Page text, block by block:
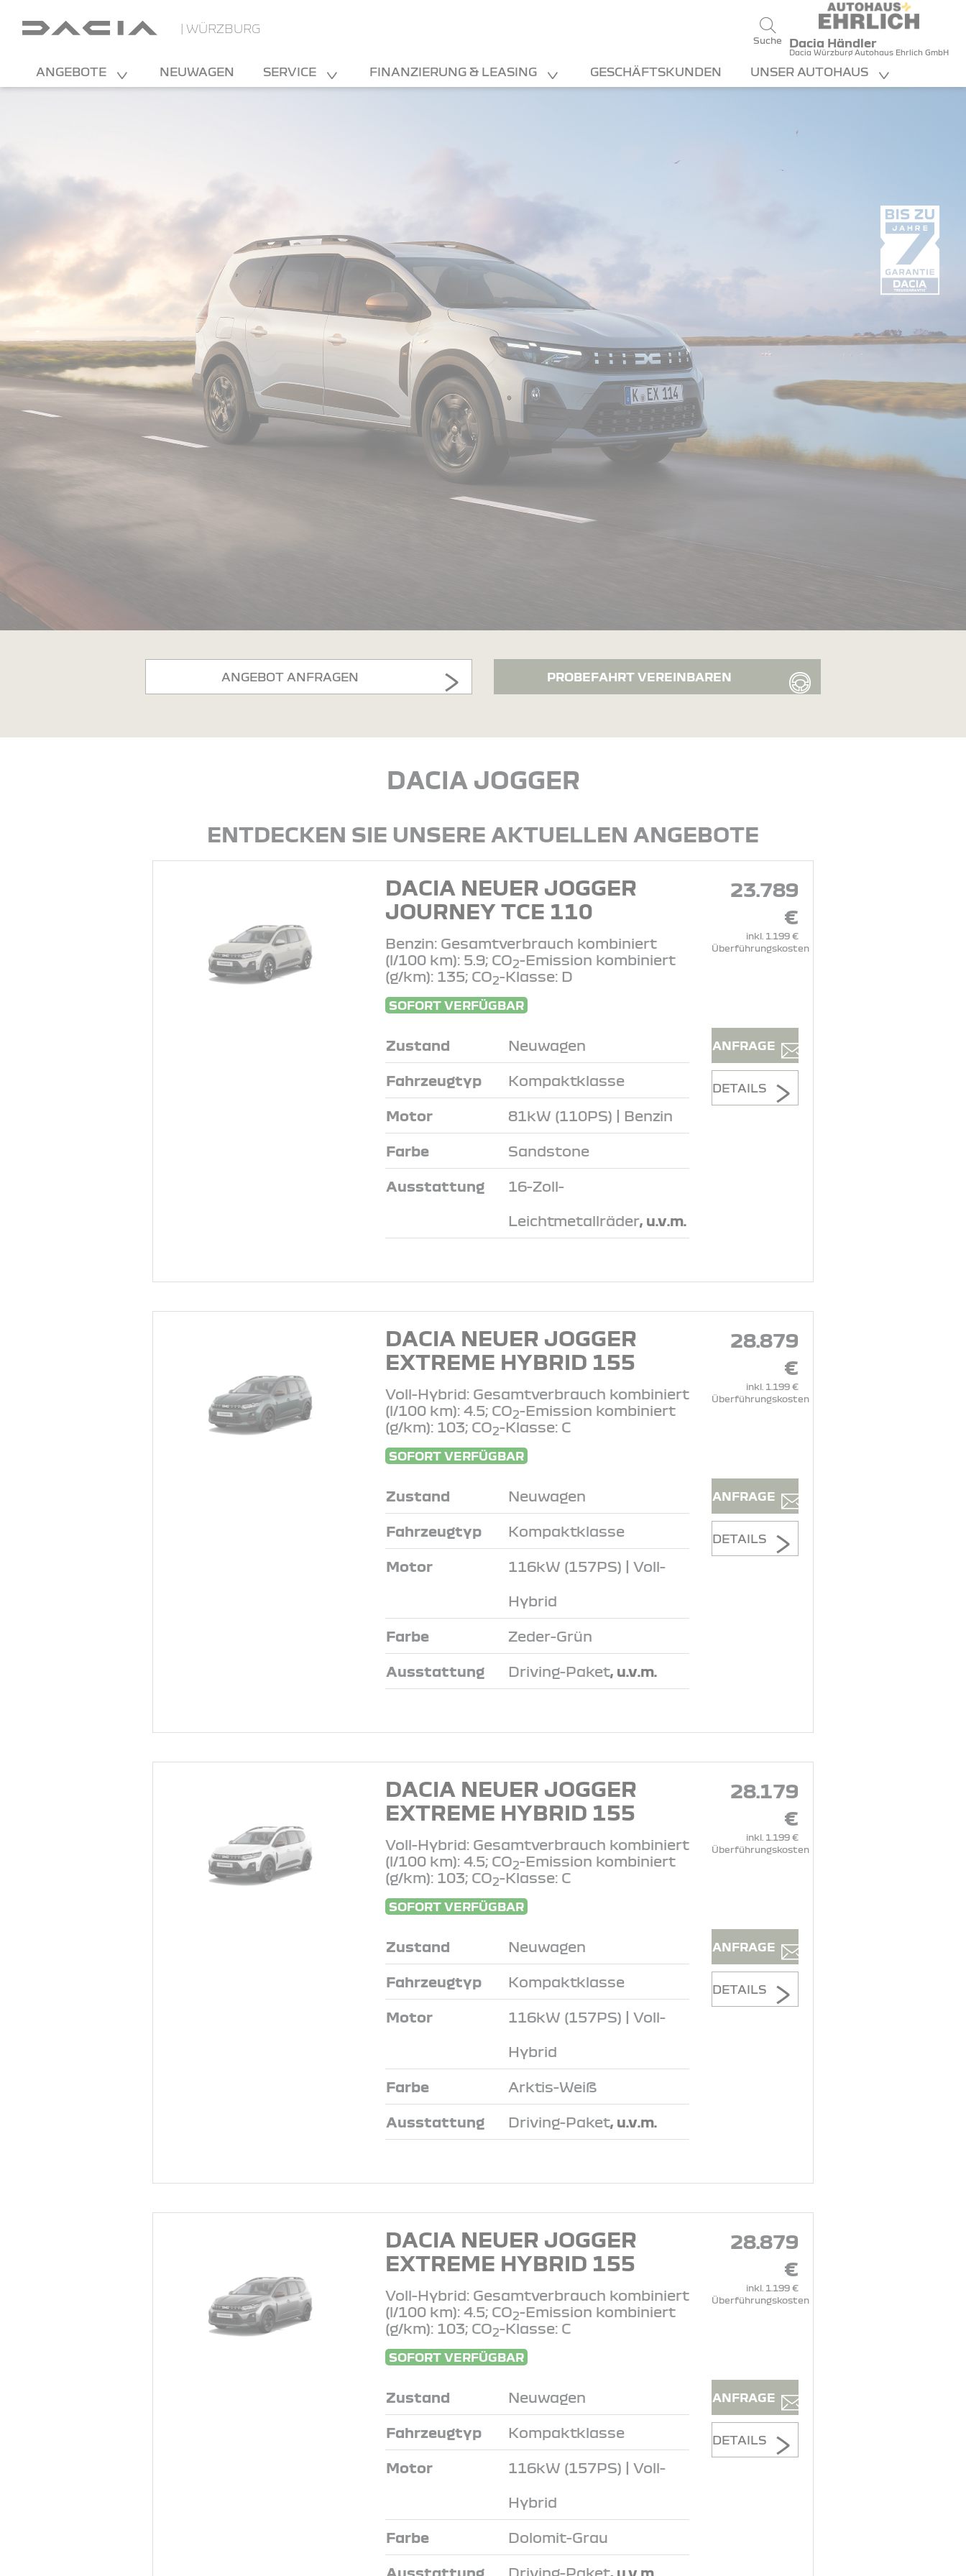
| WÜRZBURG
Suche Dacia Händler
Dacia Würzburg Autohaus Ehrlich GmbH
ANGEBOTE NEUWAGEN SERVICE FINANZIERUNG & LEASING GESCHÄFTSKUNDEN UNSER AUTOHAUS
ANGEBOT ANFRAGEN PROBEFAHRT VEREINBAREN
DACIA JOGGER
ENTDECKEN SIE UNSERE AKTUELLEN ANGEBOTE
DACIA NEUER JOGGER
JOURNEY TCE 110
Benzin: Gesamtverbrauch kombiniert
(l/100 km): 5.9; CO2-Emission kombiniert
(g/km): 135; CO2-Klasse: D
SOFORT VERFÜGBAR
23.789
€
inkl. 1.199 €
Überführungskosten
Zustand Neuwagen
Fahrzeugtyp Kompaktklasse
Motor 81kW (110PS) | Benzin
Farbe Sandstone
Ausstattung 16-Zoll-
Leichtmetallräder, u.v.m.
ANFRAGE
DETAILS
DACIA NEUER JOGGER
EXTREME HYBRID 155
Voll-Hybrid: Gesamtverbrauch kombiniert
(l/100 km): 4.5; CO2-Emission kombiniert
(g/km): 103; CO2-Klasse: C
SOFORT VERFÜGBAR
28.879
€
inkl. 1.199 €
Überführungskosten
Zustand Neuwagen
Fahrzeugtyp Kompaktklasse
Motor 116kW (157PS) | Voll-
Hybrid
Farbe Zeder-Grün
Ausstattung Driving-Paket, u.v.m.
ANFRAGE
DETAILS
DACIA NEUER JOGGER
EXTREME HYBRID 155
Voll-Hybrid: Gesamtverbrauch kombiniert
(l/100 km): 4.5; CO2-Emission kombiniert
(g/km): 103; CO2-Klasse: C
SOFORT VERFÜGBAR
28.179
€
inkl. 1.199 €
Überführungskosten
Zustand Neuwagen
Fahrzeugtyp Kompaktklasse
Motor 116kW (157PS) | Voll-
Hybrid
Farbe Arktis-Weiß
Ausstattung Driving-Paket, u.v.m.
ANFRAGE
DETAILS
DACIA NEUER JOGGER
EXTREME HYBRID 155
Voll-Hybrid: Gesamtverbrauch kombiniert
(l/100 km): 4.5; CO2-Emission kombiniert
(g/km): 103; CO2-Klasse: C
SOFORT VERFÜGBAR
28.879
€
inkl. 1.199 €
Überführungskosten
Zustand Neuwagen
Fahrzeugtyp Kompaktklasse
Motor 116kW (157PS) | Voll-
Hybrid
Farbe Dolomit-Grau
Ausstattung Driving-Paket, u.v.m.
ANFRAGE
DETAILS